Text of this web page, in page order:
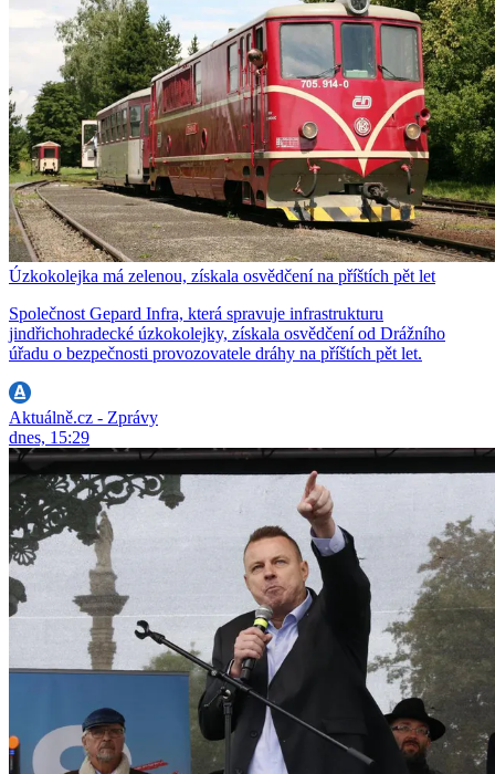
Úzkokolejka má zelenou, získala osvědčení na příštích pět let
Společnost Gepard Infra, která spravuje infrastrukturu
jindřichohradecké úzkokolejky, získala osvědčení od Drážního
úřadu o bezpečnosti provozovatele dráhy na příštích pět let.
Aktuálně.cz - Zprávy
dnes, 15:29